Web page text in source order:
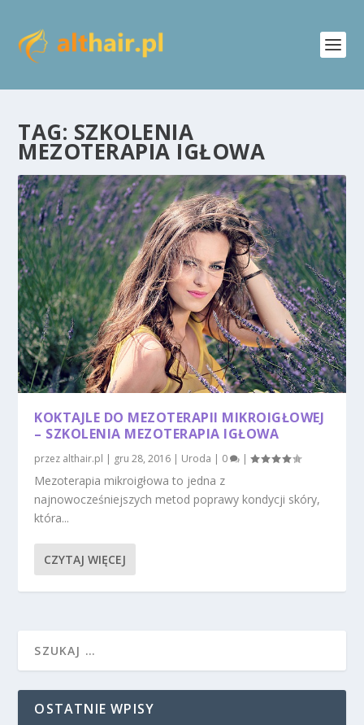
TAG: SZKOLENIA
MEZOTERAPIA IGŁOWA
KOKTAJLE DO MEZOTERAPII MIKROIGŁOWEJ
– SZKOLENIA MEZOTERAPIA IGŁOWA
przez althair.pl | gru 28, 2016 | Uroda | 0 |
Mezoterapia mikroigłowa to jedna z
najnowocześniejszych metod poprawy kondycji skóry,
która...
CZYTAJ WIĘCEJ
OSTATNIE WPISY